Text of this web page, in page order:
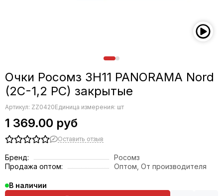
Очки Росомз ЗН11 PANORAMA Nord
(2C-1,2 PC) закрытые
Артикул: ZZ0420Единица измерения: шт
1 369.00 руб
Оставить отзыв
Бренд:
Росомз
Продажа оптом:
Оптом, От производителя
В наличии